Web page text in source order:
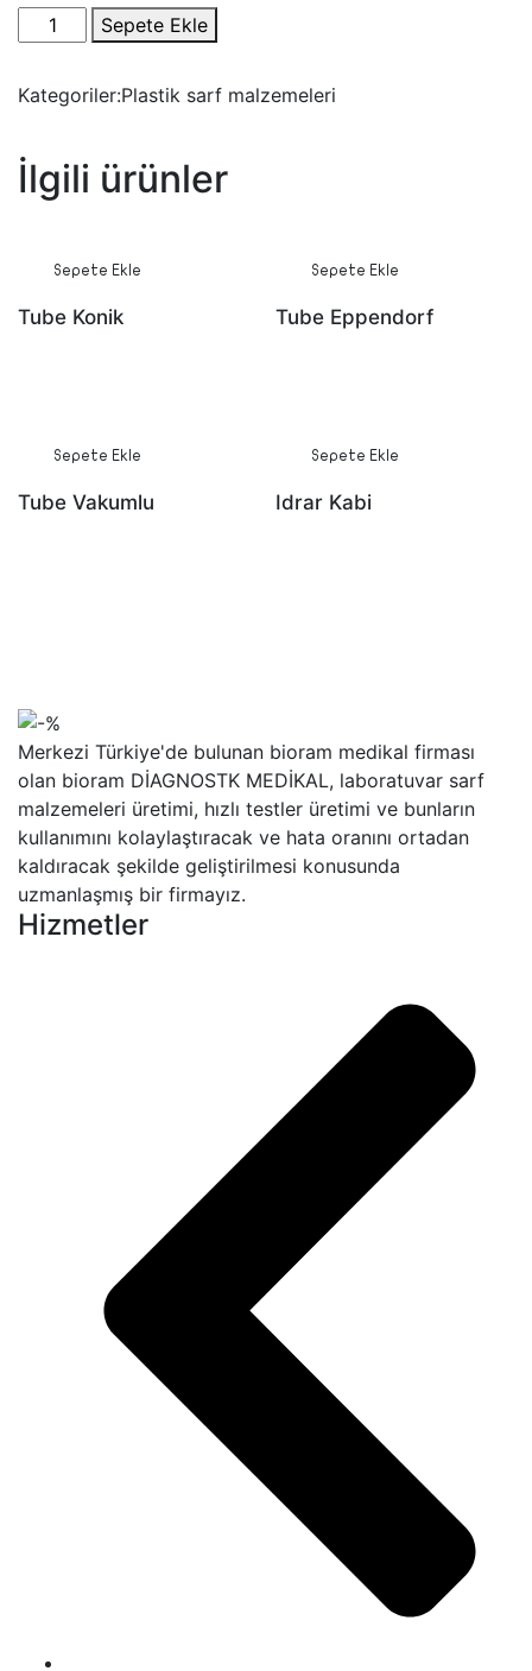
كاسيت
فارغ
Sepete Ekle
Kategoriler:Plastik sarf malzemeleri
İlgili ürünler
Sepete Ekle
Tube Konik
Sepete Ekle
Tube Eppendorf
Sepete Ekle
Tube Vakumlu
Sepete Ekle
Idrar Kabi
Merkezi Türkiye'de bulunan bioram medikal firması
olan bioram DİAGNOSTK MEDİKAL, laboratuvar sarf
malzemeleri üretimi, hızlı testler üretimi ve bunların
kullanımını kolaylaştıracak ve hata oranını ortadan
kaldıracak şekilde geliştirilmesi konusunda
uzmanlaşmış bir firmayız.
Hizmetler